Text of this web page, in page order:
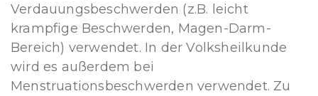
Verdauungsbeschwerden (z.B. leicht
krampfige Beschwerden, Magen-Darm-
Bereich) verwendet. In der Volksheilkunde
wird es außerdem bei
Menstruationsbeschwerden verwendet. Zu